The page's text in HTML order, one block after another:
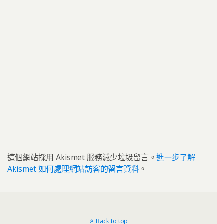
這個網站採用 Akismet 服務減少垃圾留言。 進一步了解
Akismet 如何處理網站訪客的留言資料 。
Back to top